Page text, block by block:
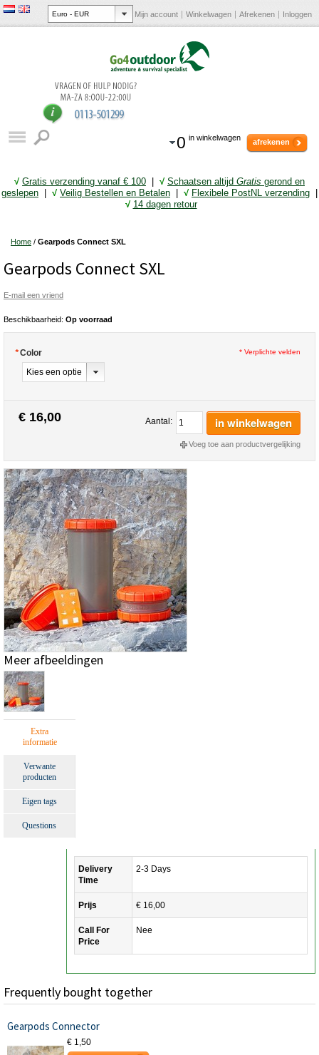
Mijn account Winkelwagen Afrekenen Inloggen
0 in winkelwagen afrekenen
√ Gratis verzending vanaf € 100 | √ Schaatsen altijd Gratis gerond en
geslepen | √ Veilig Bestellen en Betalen | √ Flexibele PostNL verzending |
√ 14 dagen retour
Home / Gearpods Connect SXL
Gearpods Connect SXL
E-mail een vriend
Beschikbaarheid: Op voorraad
*Color * Verplichte velden
€ 16,00 Aantal: in winkelwagen
Voeg toe aan productvergelijking
Meer afbeeldingen
Extra
informatie
Verwante
producten
Eigen tags
Questions
Delivery
Time
2-3 Days
Prijs € 16,00
Call For
Price
Nee
Frequently bought together
Gearpods Connector
€ 1,50